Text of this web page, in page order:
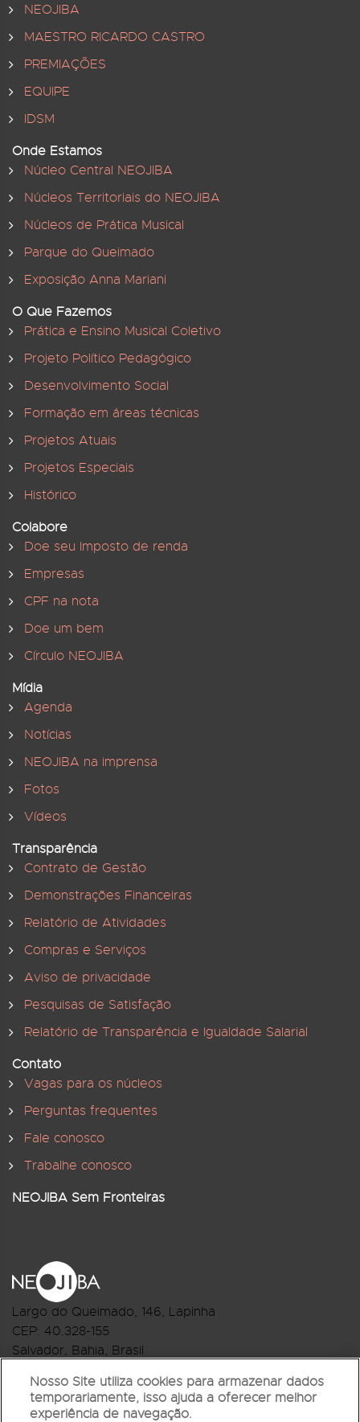
NEOJIBA
MAESTRO RICARDO CASTRO
PREMIAÇÕES
EQUIPE
IDSM
Onde Estamos
Núcleo Central NEOJIBA
Núcleos Territoriais do NEOJIBA
Núcleos de Prática Musical
Parque do Queimado
Exposição Anna Mariani
O Que Fazemos
Prática e Ensino Musical Coletivo
Projeto Político Pedagógico
Desenvolvimento Social
Formação em áreas técnicas
Projetos Atuais
Projetos Especiais
Histórico
Colabore
Doe seu Imposto de renda
Empresas
CPF na nota
Doe um bem
Círculo NEOJIBA
Mídia
Agenda
Notícias
NEOJIBA na imprensa
Fotos
Vídeos
Transparência
Contrato de Gestão
Demonstrações Financeiras
Relatório de Atividades
Compras e Serviços
Aviso de privacidade
Pesquisas de Satisfação
Relatório de Transparência e Igualdade Salarial
Contato
Vagas para os núcleos
Perguntas frequentes
Fale conosco
Trabalhe conosco
NEOJIBA Sem Fronteiras
Largo do Queimado, 146, Lapinha
CEP: 40.328-155
Salvador, Bahia, Brasil
R.Monte Castelo Nº 62, Bairro Barbalho
Nosso Site utiliza cookies para armazenar dados
temporariamente, isso ajuda a oferecer melhor
experiência de navegação.